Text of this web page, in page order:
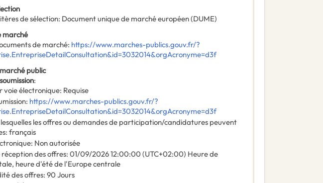
de sélection: Document unique de marché européen (DUME)
marché
de marché: https://www.marches-publics.gouv.fr/?
public
:
voie électronique: Requise
: https://www.marches-publics.gouv.fr/?
les offres ou demandes de participation/candidatures peuvent
: français
: Non autorisée
des offres: 01/09/202612:00:00 (UTC+02:00) Heure de
heure d'été de l'Europe centrale
des offres: 90 Jours